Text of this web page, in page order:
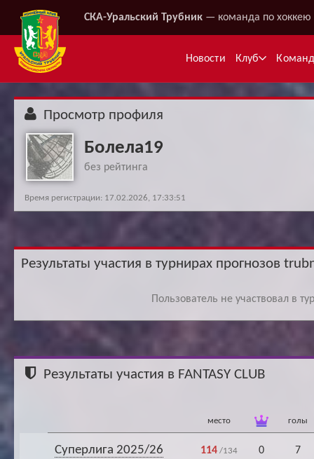
СКА-Уральский Трубник — команда по хоккею
Новости Клуб
Просмотр профиля
Болела19
без рейтинга
Время регистрации: 17.02.2026, 17:33:51
Результаты участия в турнирах прогнозов
Пользователь не участвовал в
Результаты участия в FANTASY CLUB
место голы
Суперлига 2025/26 114 /134 0 7